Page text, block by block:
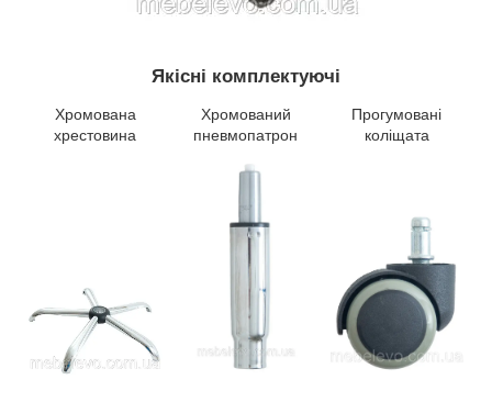
Якісні комплектуючі
Хромована
хрестовина
Хромований
пневмопатрон
Прогумовані
коліщата